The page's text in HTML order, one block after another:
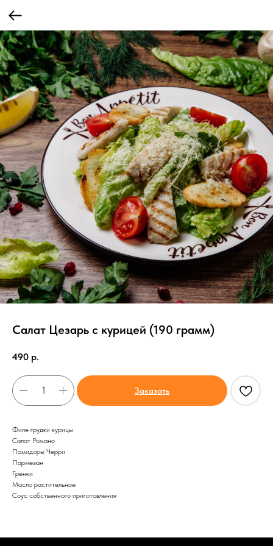
Салат Цезарь с курицей (190 грамм)
490 р.
Заказать
Филе грудки курицы
Салат Романо
Помидоры Черри
Пармезан
Гренки
Масло растительное
Соус собственного приготовления